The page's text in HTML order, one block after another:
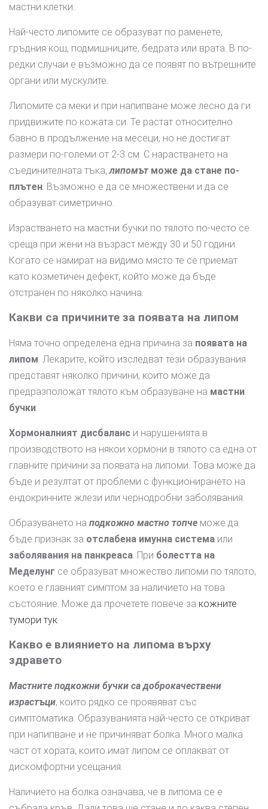
мастни клетки.
Най-често липомите се образуват по раменете,
гръдния кош, подмишниците, бедрата или врата. В по-
редки случаи е възможно да се появят по вътрешните
органи или мускулите.
Липомите са меки и при напипване може лесно да ги
придвижите по кожата си. Те растат относително
бавно в продължение на месеци, но не достигат
размери по-големи от 2-3 см. С нарастването на
съединителната тъка,липомътможе да стане по-
плътен. Възможно е да се множествени и да се
образуват симетрично.
Израстването на мастни бучки по тялото по-често се
среща при жени на възраст между 30 и 50 години.
Когато се намират на видимо място те се приемат
като козметичен дефект, който може да бъде
отстранен по няколко начина.
Какви са причините за появата на липом
Няма точно определена една причина за появата на
липом. Лекарите, който изследват тези образувания
представят няколко причини, които може да
предразположат тялото към образуване на мастни
бучки.
Хормоналният дисбаланс и нарушенията в
производството на някои хормони в тялото са една от
главните причини за появата на липоми. Това може да
бъде и резултат от проблеми с функционирането на
ендокринните жлези или чернодробни заболявания.
Образуването на подкожно мастно топче може да
бъде признак за отслабена имунна система или
заболявания на панкреаса. При болестта на
Меделунг се образуват множество липоми по тялото,
което е главният симптом за наличието на това
състояние. Може да прочетете повече за кожните
тумори тук.
Какво е влиянието на липома върху
здравето
Мастните подкожни бучки са доброкачествени
израстъци, които рядко се проявяват със
симптоматика. Образуванията най-често се откриват
при напипване и не причиняват болка. Много малка
част от хората, които имат липом се оплакват от
дискомфортни усещания.
Наличието на болка означава, че в липома се е